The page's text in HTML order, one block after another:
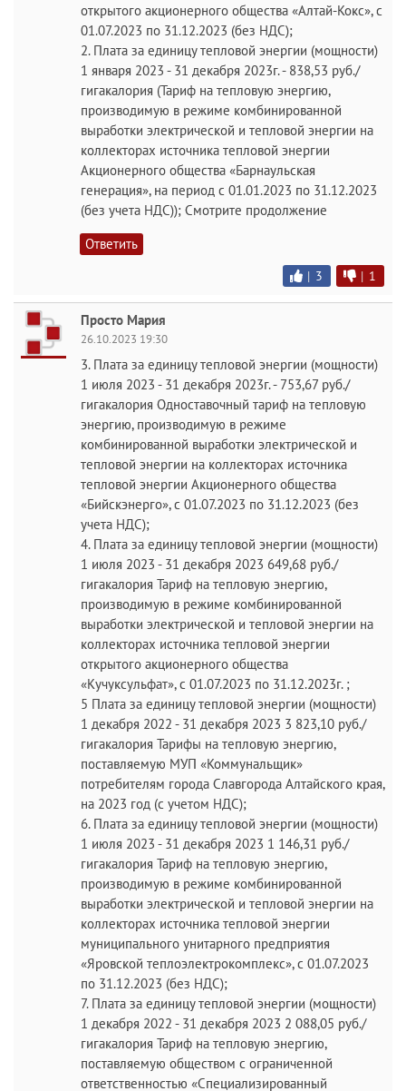
открытого акционерного общества «Алтай-Кокс», с
01.07.2023 по 31.12.2023 (без НДС);
2. Плата за единицу тепловой энергии (мощности)
1 января 2023 - 31 декабря 2023г. - 838,53 руб./
гигакалория (Тариф на тепловую энергию,
производимую в режиме комбинированной
выработки электрической и тепловой энергии на
коллекторах источника тепловой энергии
Акционерного общества «Барнаульская
генерация», на период с 01.01.2023 по 31.12.2023
(без учета НДС)); Смотрите продолжение
Ответить
| 3 | 1
Просто Мария
26.10.2023 19:30
3. Плата за единицу тепловой энергии (мощности)
1 июля 2023 - 31 декабря 2023г. - 753,67 руб./
гигакалория Одноставочный тариф на тепловую
энергию, производимую в режиме
комбинированной выработки электрической и
тепловой энергии на коллекторах источника
тепловой энергии Акционерного общества
«Бийскэнерго», с 01.07.2023 по 31.12.2023 (без
учета НДС);
4. Плата за единицу тепловой энергии (мощности)
1 июля 2023 - 31 декабря 2023 649,68 руб./
гигакалория Тариф на тепловую энергию,
производимую в режиме комбинированной
выработки электрической и тепловой энергии на
коллекторах источника тепловой энергии
открытого акционерного общества
«Кучуксульфат», с 01.07.2023 по 31.12.2023г. ;
5 Плата за единицу тепловой энергии (мощности)
1 декабря 2022 - 31 декабря 2023 3 823,10 руб./
гигакалория Тарифы на тепловую энергию,
поставляемую МУП «Коммунальщик»
потребителям города Славгорода Алтайского края,
на 2023 год (с учетом НДС);
6. Плата за единицу тепловой энергии (мощности)
1 июля 2023 - 31 декабря 2023 1 146,31 руб./
гигакалория Тариф на тепловую энергию,
производимую в режиме комбинированной
выработки электрической и тепловой энергии на
коллекторах источника тепловой энергии
муниципального унитарного предприятия
«Яровской теплоэлектрокомплекс», с 01.07.2023
по 31.12.2023 (без НДС);
7. Плата за единицу тепловой энергии (мощности)
1 декабря 2022 - 31 декабря 2023 2 088,05 руб./
гигакалория Тариф на тепловую энергию,
поставляемую обществом с ограниченной
ответственностью «Специализированный